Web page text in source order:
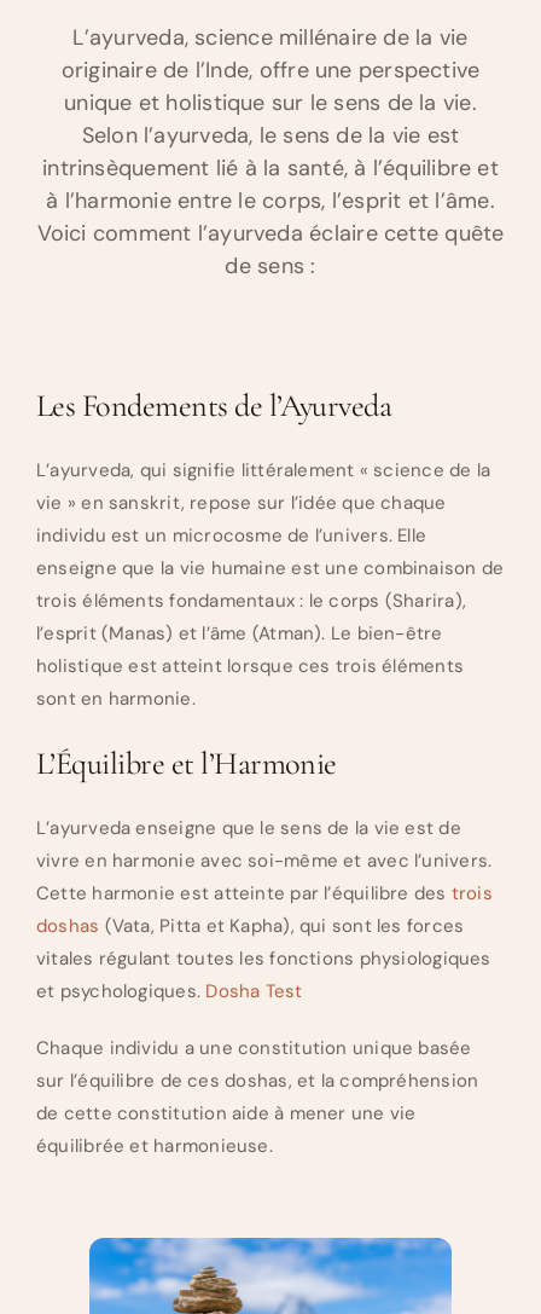
L’ayurveda, science millénaire de la vie
originaire de l’Inde, offre une perspective
unique et holistique sur le sens de la vie.
Selon l’ayurveda, le sens de la vie est
intrinsèquement lié à la santé, à l’équilibre et
à l’harmonie entre le corps, l’esprit et l’âme.
Voici comment l’ayurveda éclaire cette quête
de sens :
Les Fondements de l’Ayurveda
L’ayurveda, qui signifie littéralement « science de la
vie » en sanskrit, repose sur l’idée que chaque
individu est un microcosme de l’univers. Elle
enseigne que la vie humaine est une combinaison de
trois éléments fondamentaux : le corps (Sharira),
l’esprit (Manas) et l’âme (Atman). Le bien-être
holistique est atteint lorsque ces trois éléments
sont en harmonie.
L’Équilibre et l’Harmonie
L’ayurveda enseigne que le sens de la vie est de
vivre en harmonie avec soi-même et avec l’univers.
Cette harmonie est atteinte par l’équilibre des trois
doshas (Vata, Pitta et Kapha), qui sont les forces
vitales régulant toutes les fonctions physiologiques
et psychologiques. Dosha Test
Chaque individu a une constitution unique basée
sur l’équilibre de ces doshas, et la compréhension
de cette constitution aide à mener une vie
équilibrée et harmonieuse.